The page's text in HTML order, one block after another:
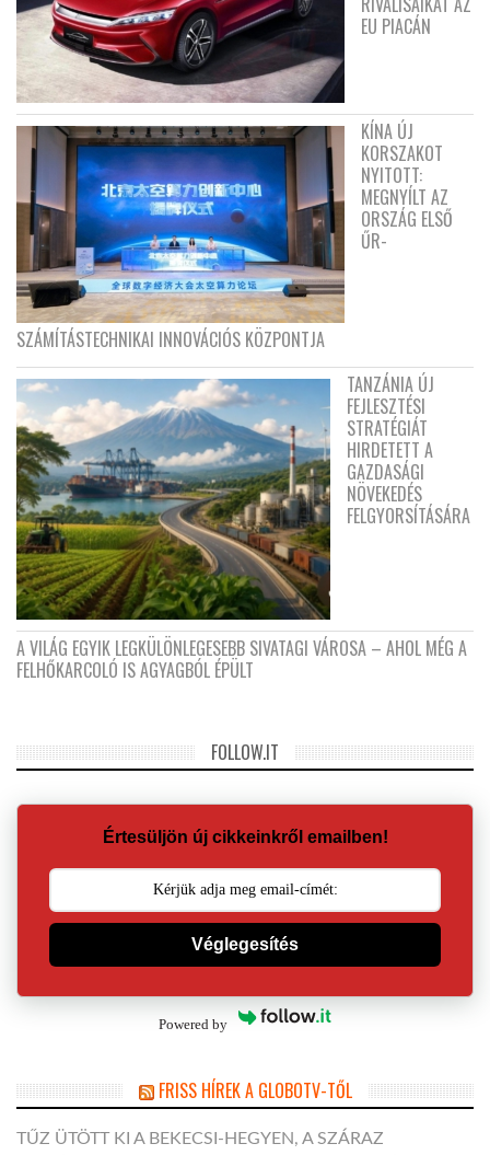
EU PIACÁN
KÍNA ÚJ
KORSZAKOT
NYITOTT:
MEGNYÍLT AZ
ORSZÁG ELSŐ
ŰR-
SZÁMÍTÁSTECHNIKAI INNOVÁCIÓS KÖZPONTJA
TANZÁNIA ÚJ
FEJLESZTÉSI
STRATÉGIÁT
HIRDETETT A
GAZDASÁGI
NÖVEKEDÉS
FELGYORSÍTÁSÁRA
A VILÁG EGYIK LEGKÜLÖNLEGESEBB SIVATAGI VÁROSA – AHOL MÉG A
FELHŐKARCOLÓ IS AGYAGBÓL ÉPÜLT
FOLLOW.IT
Értesüljön új cikkeinkről emailben!
Véglegesítés
Powered by
FRISS HÍREK A GLOBOTV-TŐL
TŰZ ÜTÖTT KI A BEKECSI-HEGYEN, A SZÁRAZ